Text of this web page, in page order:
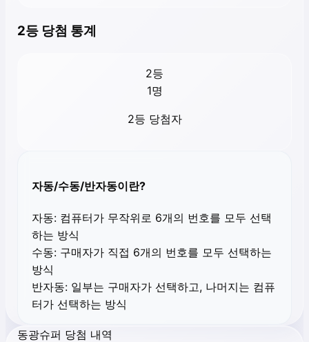
2등 당첨 통계
2등
1명
2등 당첨자
자동/수동/반자동이란?
자동: 컴퓨터가 무작위로 6개의 번호를 모두 선택
하는 방식
수동: 구매자가 직접 6개의 번호를 모두 선택하는
방식
반자동: 일부는 구매자가 선택하고, 나머지는 컴퓨
터가 선택하는 방식
동광슈퍼 당첨 내역